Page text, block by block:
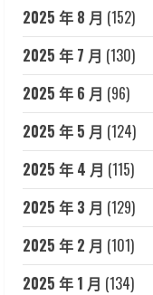
2025 年 8 月 (152)
2025 年 7 月 (130)
2025 年 6 月 (96)
2025 年 5 月 (124)
2025 年 4 月 (115)
2025 年 3 月 (129)
2025 年 2 月 (101)
2025 年 1 月 (134)